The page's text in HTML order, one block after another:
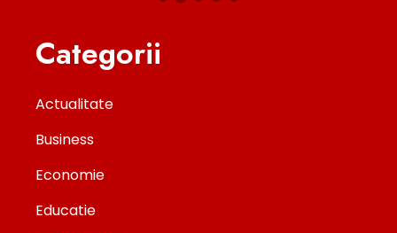
Categorii
Actualitate
Business
Economie
Educatie